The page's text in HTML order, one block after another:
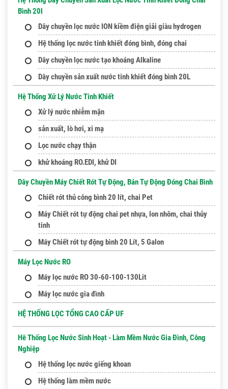
Bình 20l
Dây chuyền lọc nước ION kiềm điện giải giàu hydrogen
Hệ thống lọc nước tinh khiết đóng bình, đóng chai
Dây chuyền lọc nước tạo khoáng Alkaline
Dây chuyền sản xuất nước tinh khiết đóng bình 20L
Hệ Thống Xử Lý Nước Tinh Khiết
Xử lý nước nhiễm mặn
sản xuất, lò hơi, xi mạ
Lọc nước chạy thận
khử khoáng RO.EDI, khử DI
Dây Chuyền Máy Chiết Rót Tự Động, Bán Tự Động Đóng Chai Bình
Chiết rót thủ công bình 20 lít, chai Pet
Máy Chiết rót tự động chai pet nhựa, lon nhôm, chai thủy
tinh
Máy Chiết rót tự động bình 20 Lít, 5 Galon
Máy Lọc Nước RO
Máy lọc nước RO 30-60-100-130Lit
Máy lọc nước gia đình
HỆ THỐNG LỌC TỔNG CAO CẤP UF
Hê Thống Lọc Nước Sinh Hoạt - Làm Mềm Nước Gia Đình, Công
Nghiệp
Hệ thống lọc nước giếng khoan
Hệ thống làm mềm nước